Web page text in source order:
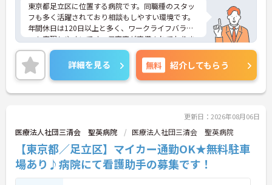
東京都足立区に位置する病院です。同職種のスタッ
フも多く活躍されており相談もしやすい環境です。
年間休日は120日以上と多く、ワークライフバラン
スも実現しやすいです。保育室が完備されておりま
すため、小さなお子様がいる方も安心です。ご興味
のある方には、面接対策ポイントなど、さらに詳細
をお話しいたしますのでお気軽にご相談ください！
詳細を見る 無料 紹介してもらう
更新日：2026年08月06日
医療法人社団三清会 聖英病院 医療法人社団三清会 聖英病院
【東京都／足立区】マイカー通勤OK★無料駐車
場あり♪病院にて看護助手の募集です！